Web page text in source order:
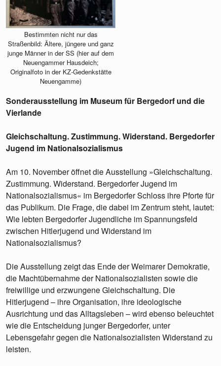
Bestimmten nicht nur das
Straßenbild: Ältere, jüngere und ganz
junge Männer in der SS (hier auf dem
Neuengammer Hausdeich;
Originalfoto in der KZ-Gedenkstätte
Neuengamme)
Sonderausstellung im Museum für Bergedorf und die
Vierlande
Gleichschaltung. Zustimmung. Widerstand. Bergedorfer
Jugend im Nationalsozialismus
Am 10. November öffnet die Ausstellung »Gleichschaltung.
Zustimmung. Widerstand. Bergedorfer Jugend im
Nationalsozialismus« im Bergedorfer Schloss ihre Pforte für
das Publikum. Die Frage, die dabei im Zentrum steht, lautet:
Wie lebten Bergedorfer Jugendliche im Spannungsfeld
zwischen Hitlerjugend und Widerstand im
Nationalsozialismus?
Die Ausstellung zeigt das Ende der Weimarer Demokratie,
die Machtübernahme der Nationalsozialisten sowie die
freiwillige und erzwungene Gleichschaltung. Die
Hitlerjugend – ihre Organisation, ihre ideologische
Ausrichtung und das Alltagsleben – wird ebenso beleuchtet
wie die Entscheidung junger Bergedorfer, unter
Lebensgefahr gegen die Nationalsozialisten Widerstand zu
leisten.